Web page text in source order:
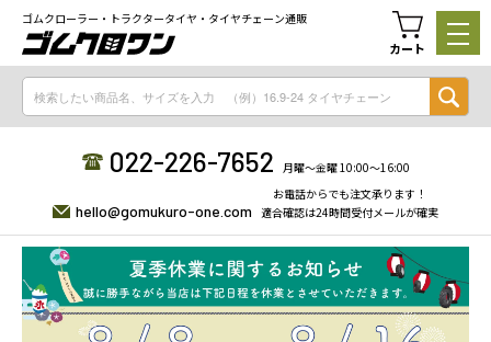
ゴムクローラー・トラクタータイヤ・タイヤチェーン通販
カート
022-226-7652 月曜〜金曜 10:00〜16:00
hello@gomukuro-one.com
お電話からでも注文承ります！
適合確認は24時間受付メールが確実